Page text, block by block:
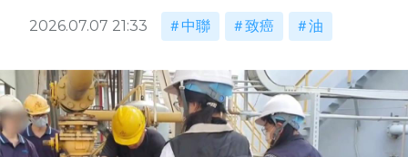
2026.07.07 21:33 中聯 致癌 油